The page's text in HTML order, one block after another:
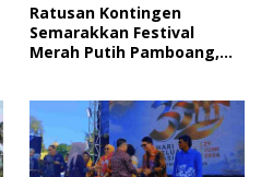
Ratusan Kontingen
Semarakkan Festival
Merah Putih Pamboang,
Tanah Air